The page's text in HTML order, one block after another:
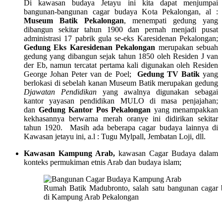
Di kawasan budaya Jetayu ini kita dapat menjumpai
bangunan-bangunan cagar budaya Kota Pekalongan, al :
Museum Batik Pekalongan, menempati gedung yang
dibangun sekitar tahun 1900 dan pernah menjadi pusat
administrasi 17 pabrik gula se-eks Karesidenan Pekalongan;
Gedung Eks Karesidenan Pekalongan merupakan sebuah
gedung yang dibangun sejak tahun 1850 oleh Residen J van
der Eb, namun tercatat pertama kali digunakan oleh Residen
George Johan Peter van de Poel; Gedung TV Batikyang
berlokasi di sebelah kanan Museum Batik merupakan gedung
Djawatan Pendidikan yang awalnya digunakan sebagai
kantor yayasan pendidikan MULO di masa penjajahan;
dan Gedung Kantor Pos Pekalongan yang menampakkan
kekhasannya berwarna merah oranye ini didirikan sekitar
tahun 1920. Masih ada beberapa cagar budaya lainnya di
Kawasan jetayu ini, a.l : Tugu Mylpall, Jembatan Loji, dll.
Kawasan Kampung Arab, kawasan Cagar Budaya dalam
konteks permukiman etnis Arab dan budaya islam;
Rumah Batik Madubronto, salah satu bangunan cagar
di Kampung Arab Pekalongan